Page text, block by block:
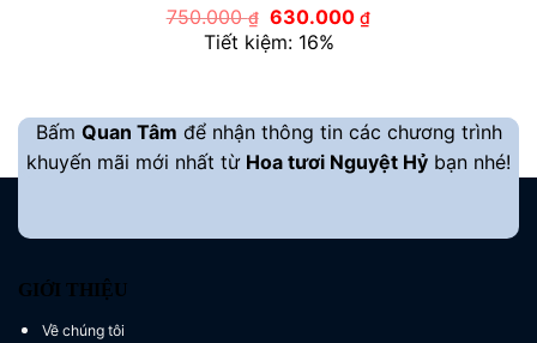
750.000₫ Giá
gốc
là:
630.000₫Giá
Tiết kiệm: 16%
Bấm Quan Tâm để nhận thông tin các chương trình
khuyến mãi mới nhất từ Hoa tươi Nguyệt Hỷ bạn nhé!
GIỚI THIỆU
Về chúng tôi